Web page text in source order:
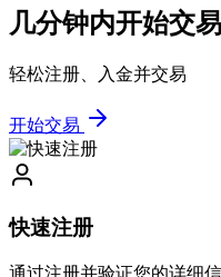
几分钟内开始交易
轻松注册、入金并交易
开始交易
快速注册